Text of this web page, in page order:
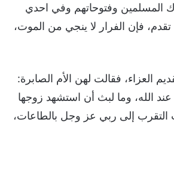
المسلمين وفتوحاتهم وفي احدي
تقدم، فإن الفرار لا ينجي من الموت،
العزاء، فقالت لهن الأم الصابرة:
الله، وما لبث أن استشهد زوجها
التقرب إلى ربي عز وجل بالطاعات،